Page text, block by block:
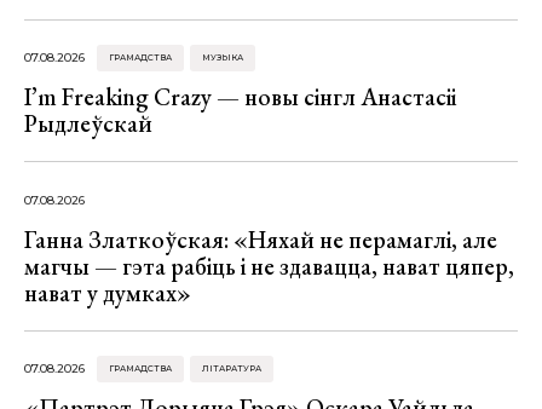
07.08.2026 ГРАМАДСТВА МУЗЫКА
I’m Freaking Crazy — новы сінгл Анастасіі
Рыдлеўскай
07.08.2026
Ганна Златкоўская: «Няхай не перамаглі, але
магчы — гэта рабіць і не здавацца, нават цяпер,
нават у думках»
07.08.2026 ГРАМАДСТВА ЛІТАРАТУРА